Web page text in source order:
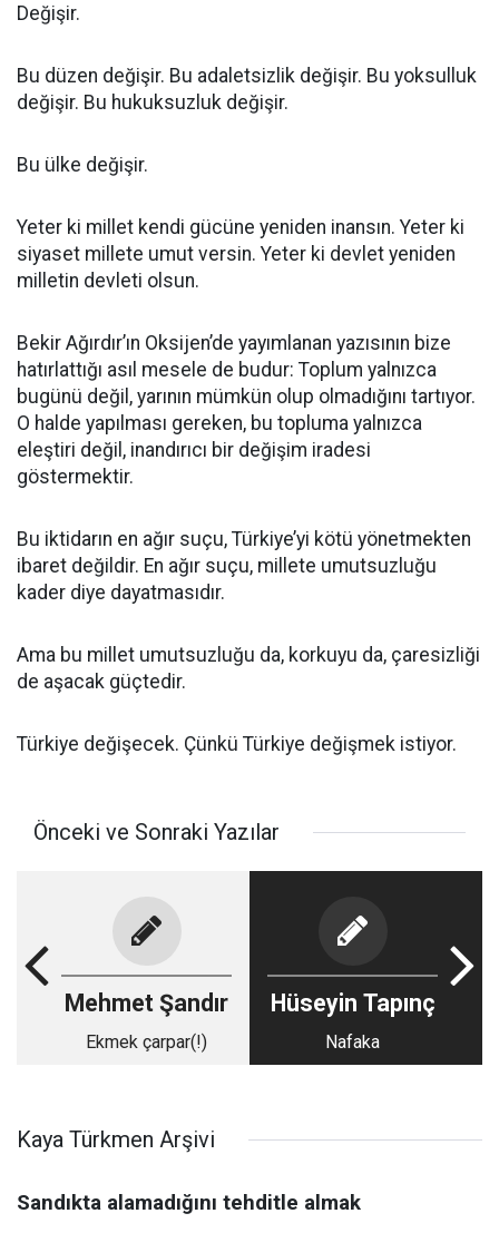
Değişir.
Bu düzen değişir. Bu adaletsizlik değişir. Bu yoksulluk
değişir. Bu hukuksuzluk değişir.
Bu ülke değişir.
Yeter ki millet kendi gücüne yeniden inansın. Yeter ki
siyaset millete umut versin. Yeter ki devlet yeniden
milletin devleti olsun.
Bekir Ağırdır’ın Oksijen’de yayımlanan yazısının bize
hatırlattığı asıl mesele de budur: Toplum yalnızca
bugünü değil, yarının mümkün olup olmadığını tartıyor.
O halde yapılması gereken, bu topluma yalnızca
eleştiri değil, inandırıcı bir değişim iradesi
göstermektir.
Bu iktidarın en ağır suçu, Türkiye’yi kötü yönetmekten
ibaret değildir. En ağır suçu, millete umutsuzluğu
kader diye dayatmasıdır.
Ama bu millet umutsuzluğu da, korkuyu da, çaresizliği
de aşacak güçtedir.
Türkiye değişecek. Çünkü Türkiye değişmek istiyor.
Önceki ve Sonraki Yazılar
Mehmet Şandır
Ekmek çarpar(!)
Hüseyin Tapınç
Nafaka
Kaya Türkmen Arşivi
Sandıkta alamadığını tehditle almak